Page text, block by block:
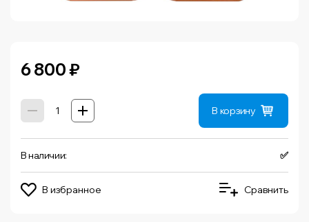
6 800₽
В корзину
В наличии: ✅
В избранное Сравнить